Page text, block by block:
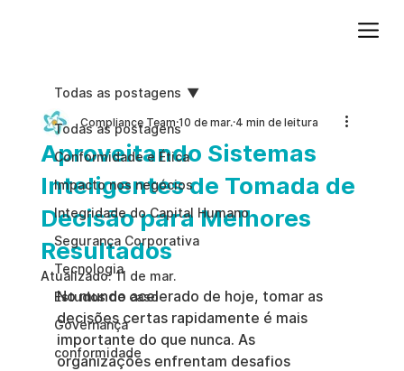
Todas as postagens
Conformidade e Ética
Impacto nos negócios
Integridade do Capital Humano
Segurança Corporativa
Tecnologia
Estudos de caso
Governança
conformidade
Todas as postagens
Aproveitando Sistemas
Inteligentes de Tomada de
Decisão para Melhores
Resultados
Compliance Team 10 de mar. 4 min de leitura
Atualizado:11 de mar.
No mundo acelerado de hoje, tomar as
decisões certas rapidamente é mais
importante do que nunca. As
organizações enfrentam desafios